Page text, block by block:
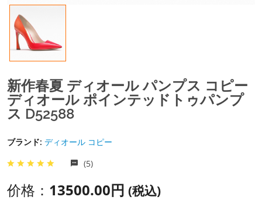
新作春夏 ディオール パンプス コピー
ディオール ポインテッドトゥパンプ
ス D52588
ブランド: ディオール コピー
(5)
价格： 13500.00円 (税込)